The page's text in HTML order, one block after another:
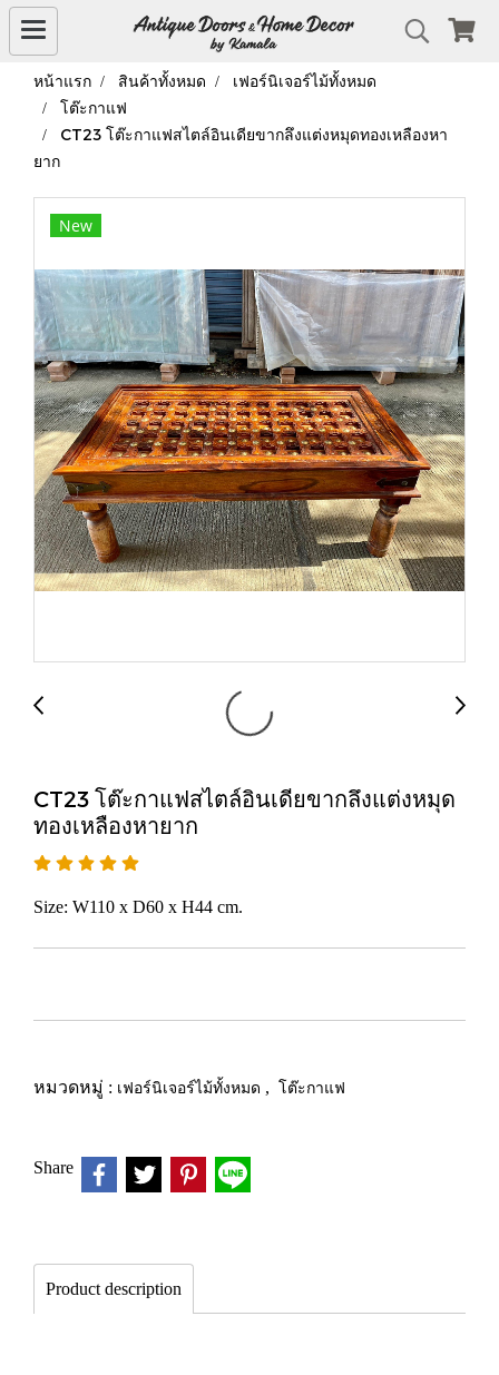
หน้าแรก สินค้าทั้งหมด
เฟอร์นิเจอร์ไม้ทั้งหมด
โต๊ะกาแฟ
CT23 โต๊ะกาแฟสไตล์อินเดียขากลึงแต่งหมุดทองเหลืองหา
ยาก
New
CT23 โต๊ะกาแฟสไตล์อินเดียขากลึงแต่งหมุด
ทองเหลืองหายาก
Size: W110 x D60 x H44 cm.
หมวดหมู่ : เฟอร์นิเจอร์ไม้ทั้งหมด , โต๊ะกาแฟ
Share
Product description